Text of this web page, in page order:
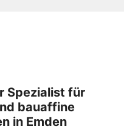
Spezialist für
bauaffine
in Emden